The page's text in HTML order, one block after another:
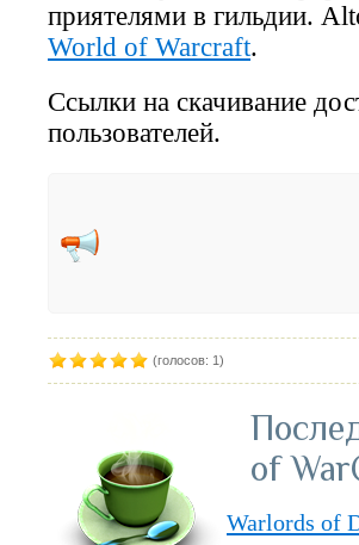
приятелями в гильдии.
World of Warcraft.
Ссылки на скачивание
пользователей.
(голосов: 1)
of
Warlords of